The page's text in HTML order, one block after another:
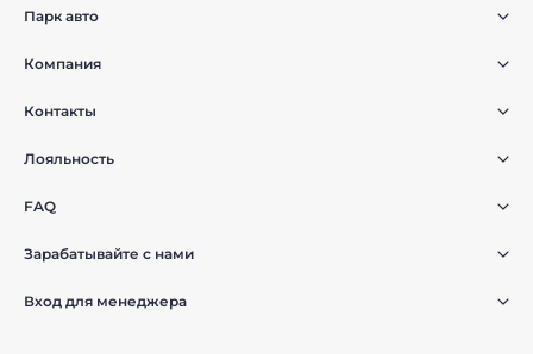
Парк авто
Компания
Контакты
Лояльность
FAQ
Зарабатывайте с нами
Вход для менеджера